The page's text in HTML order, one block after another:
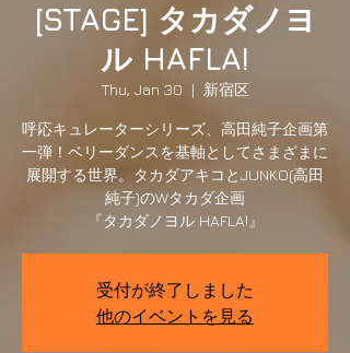
[STAGE] タカダノヨ
ル HAFLA!
Thu, Jan 30
  |
新宿区
呼応キュレーターシリーズ、高田純子企画第
一弾！ベリーダンスを基軸としてさまざまに
展開する世界。タカダアキコとJUNKO(高田
純子)のWタカダ企画
『タカダノヨル HAFLA!』
受付が終了しました
他のイベントを見る